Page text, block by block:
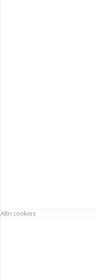
Altri cookies